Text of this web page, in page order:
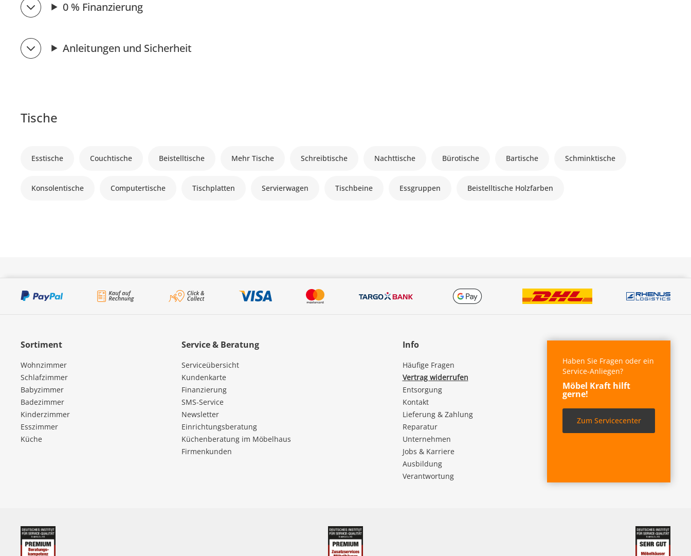
0 % Finanzierung
Anleitungen und Sicherheit
Tische
Esstische Couchtische Beistelltische Mehr Tische Schreibtische Nachttische Bürotische Bartische Schminktische
Konsolentische Computertische Tischplatten Servierwagen Tischbeine Essgruppen Beistelltische Holzfarben
Sortiment
Wohnzimmer
Schlafzimmer
Babyzimmer
Badezimmer
Kinderzimmer
Esszimmer
Küche
Service & Beratung
Serviceübersicht
Kundenkarte
Finanzierung
SMS-Service
Newsletter
Einrichtungsberatung
Küchenberatung im Möbelhaus
Firmenkunden
Info
Häufige Fragen
Vertrag widerrufen
Entsorgung
Kontakt
Lieferung & Zahlung
Reparatur
Unternehmen
Jobs & Karriere
Ausbildung
Verantwortung
Haben Sie Fragen oder ein
Service-Anliegen?
Möbel Kraft hilft
gerne!
Zum Servicecenter